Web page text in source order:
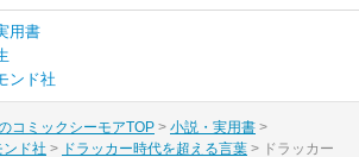
用書
ンド社
コミックシーモアTOP
小説・実用書
ンド社 ドラッカー時代を超える言葉
ドラッカー